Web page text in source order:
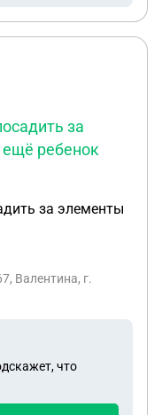
за
ребенок
за элементы
Валентина, г.
что